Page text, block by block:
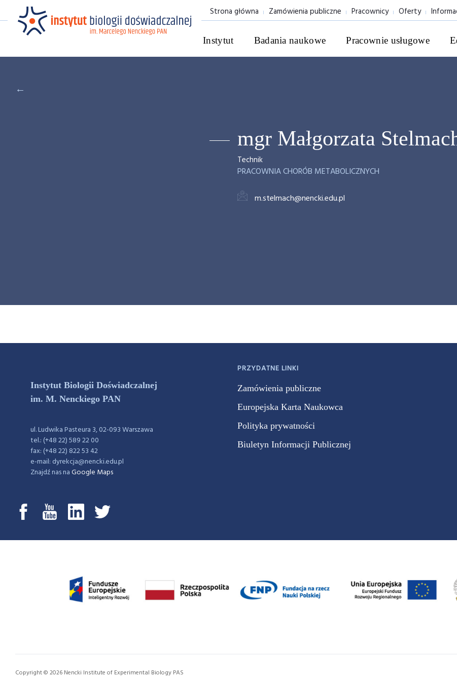
Strona główna Zamówienia publiczne Pracownicy Oferty
Instytut Badania naukowe Pracownie usługowe
←
mgr Małgorzata
Technik
PRACOWNIA CHORÓB METABOLICZNYCH
m.stelmach@nencki.edu.pl
Instytut Biologii Doświadczalnej
im. M. Nenckiego PAN
ul. Ludwika Pasteura 3, 02-093 Warszawa
tel.: (+48 22) 589 22 00
fax: (+48 22) 822 53 42
e-mail: dyrekcja@nencki.edu.pl
Znajdź nas naGoogle Maps
PRZYDATNE LINKI
Zamówienia publiczne
Europejska Karta Naukowca
Polityka prywatności
Biuletyn Informacji Publicznej
Copyright © 2026 Nencki Institute of Experimental Biology PAS